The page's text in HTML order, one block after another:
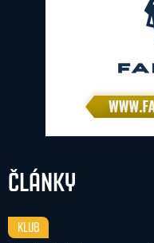
ČLÁNKY
KLUB